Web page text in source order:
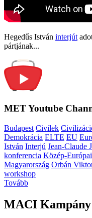
Hegedűs István interjút
pártjának...
MET Youtube
Budapest Civilek
Demokrácia ELTE EU
István Interjú Jean-Claude
konferencia Közép-
Magyarország Orbán
workshop
Tovább
MACI Kampány